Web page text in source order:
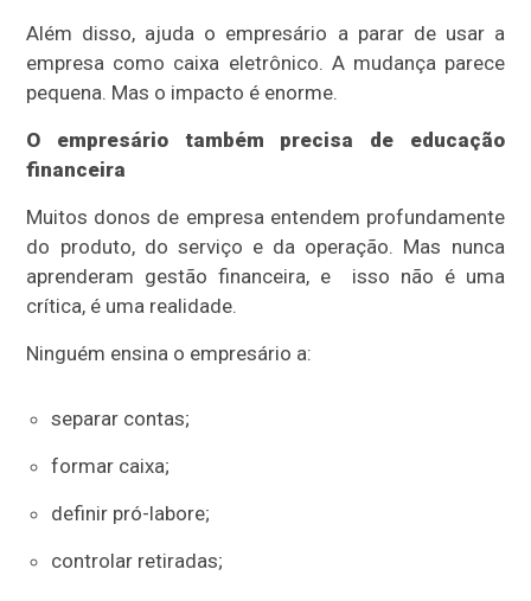
Além disso, ajuda o empresário a parar de usar a
empresa como caixa eletrônico. A mudança parece
pequena. Mas o impacto é enorme.
O empresário também precisa de educação
financeira
Muitos donos de empresa entendem profundamente
do produto, do serviço e da operação. Mas nunca
aprenderam gestão financeira, e
isso não é uma
crítica, é uma realidade.
Ninguém ensina o empresário a:
separar contas;
formar caixa;
definir pró-labore;
controlar retiradas;